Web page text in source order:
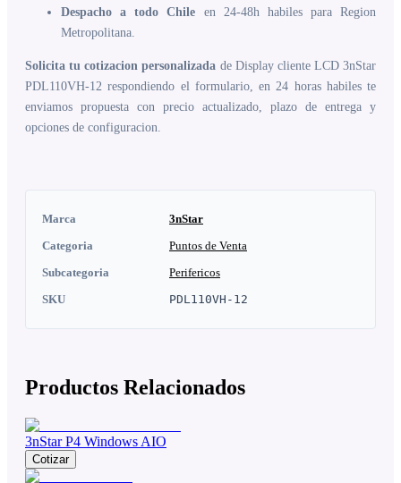
Despacho a todo Chile en 24-48h habiles para Region
Metropolitana.
Solicita tu cotizacion personalizada de Display cliente LCD 3nStar
PDL110VH-12 respondiendo el formulario, en 24 horas habiles te
enviamos propuesta con precio actualizado, plazo de entrega y
opciones de configuracion.
Marca
3nStar
Categoria
Puntos de Venta
Subcategoria
Perifericos
SKU
PDL110VH-12
Productos Relacionados
3nStar P4 Windows AIO
Cotizar